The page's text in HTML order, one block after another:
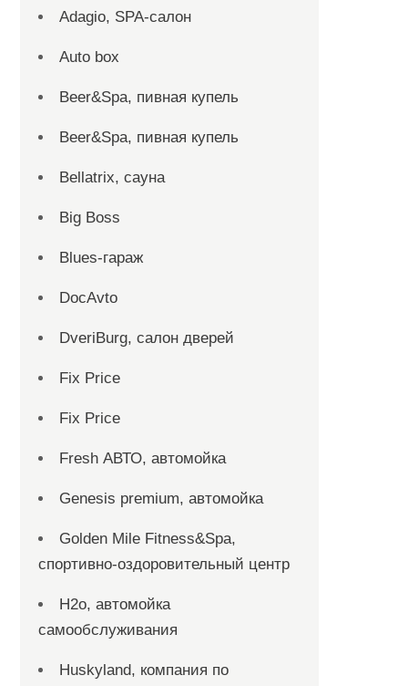
Adagio, SPA-салон
Auto box
Beer&Spa, пивная купель
Beer&Spa, пивная купель
Bellatrix, сауна
Big Boss
Blues-гараж
DocAvto
DveriBurg, салон дверей
Fix Price
Fix Price
Fresh АВТО, автомойка
Genesis premium, автомойка
Golden Mile Fitness&Spa,
спортивно-оздоровительный центр
H2o, автомойка
самообслуживания
Huskyland, компания по